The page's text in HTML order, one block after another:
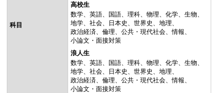
科目
高校生
数学
英語 国語 理科 物理 化学
生物
地学
社会 日本史 世界史
地理
政治経済
倫理 公共・現代社会
情報
小論文・面接対策
浪人生
数学
英語 国語 理科 物理 化学
生物
地学
社会 日本史 世界史
地理
政治経済
倫理 公共・現代社会
情報
小論文・面接対策